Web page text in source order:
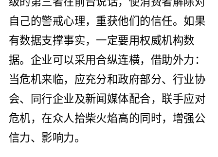
自己的警戒心理，重获他们的信任。如果
有数据支撑事实，一定要用权威机构数
据。企业可以采用合纵连横，借助外力：
当危机来临，应充分和政府部分、 行业协
会、同行企业及新闻媒体配合，联手应对
危机，在众人拾柴火焰高的同时，增强公
信力、 影响力。